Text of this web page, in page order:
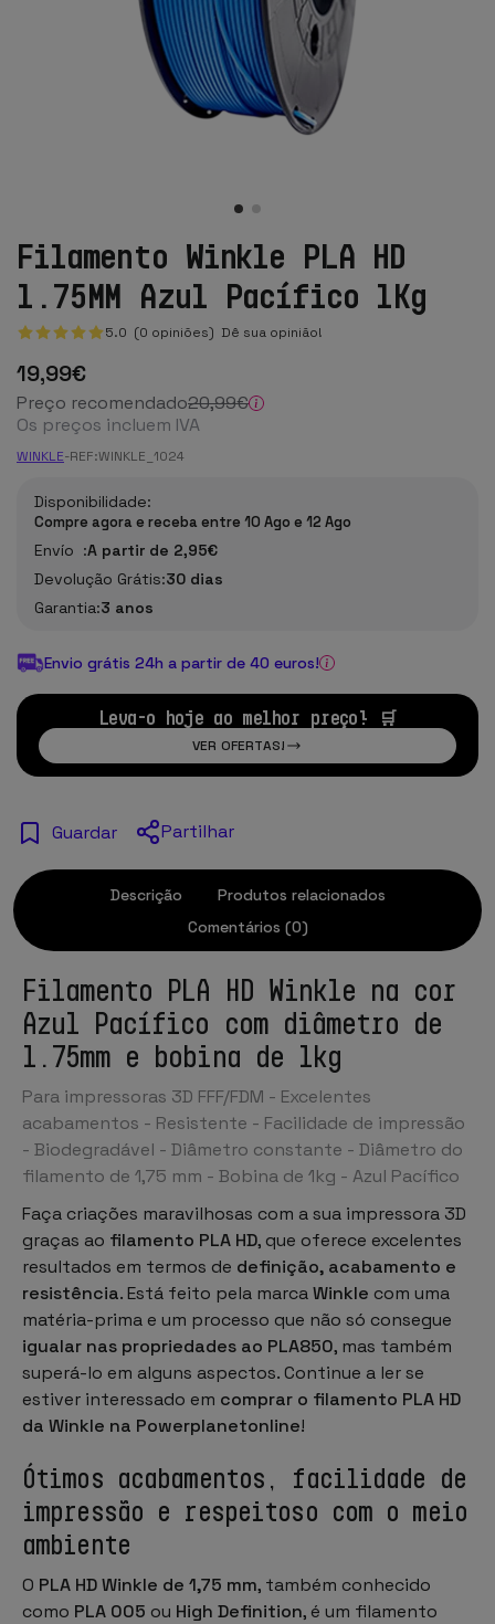
Filamento Winkle PLA HD
1.75MM Azul Pacífico 1Kg
5.0 (0 opiniões) Dê sua opinião!
19,99€
Preço recomendado20,99€
Os preços incluem IVA
WINKLE-REF:WINKLE_1024
Disponibilidade:
Compre agora e receba entre 10 Ago e 12 Ago
Envío :A partir de 2,95€
Devolução Grátis:30 dias
Garantia:3 anos
Envio grátis 24h a partir de 40 euros!
Leva-o hoje ao melhor preço! 🛒
VER OFERTAS!
Guardar Partilhar
Descrição
Produtos relacionados
Comentários (0)
Filamento PLA HD Winkle na cor
Azul Pacífico com diâmetro de
1.75mm e bobina de 1kg
Para impressoras 3D FFF/FDM - Excelentes
acabamentos - Resistente - Facilidade de impressão
- Biodegradável - Diâmetro constante - Diâmetro do
filamento de 1,75 mm - Bobina de 1kg - Azul Pacífico
Faça criações maravilhosas com a sua impressora 3D
graças ao filamento PLA HD, que oferece excelentes
resultados em termos de definição, acabamento e
resistência. Está feito pela marcaWinkle com uma
matéria-prima e um processo que não só consegue
igualar nas propriedades ao PLA850, mas também
superá-lo em alguns aspectos. Continue a ler se
estiver interessado em comprar o filamento PLA HD
da Winkle na Powerplanetonline!
Ótimos acabamentos, facilidade de
impressão e respeitoso com o meio
ambiente
O PLA HD Winkle de 1,75 mm, também conhecido
como PLA 005 ou High Definition, é um filamento